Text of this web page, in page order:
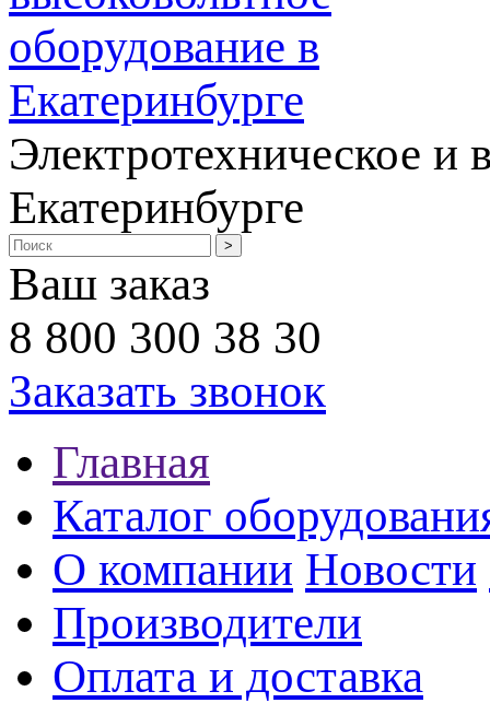
Электротехническое и
Екатеринбурге
Ваш заказ
8 800 300 38 30
Заказать звонок
Главная
Каталог
О компании Новости
Производители
Оплата и доставка